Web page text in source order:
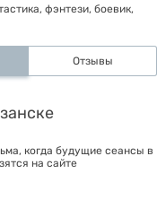
фэнтези, боевик,
Отзывы
когда будущие сеансы в
на сайте